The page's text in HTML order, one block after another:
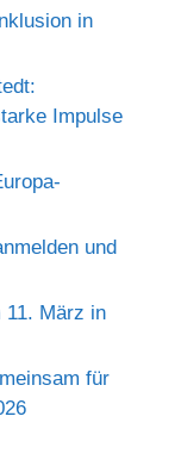
in
Impulse
und
11. März in
für